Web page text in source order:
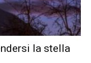
la stella